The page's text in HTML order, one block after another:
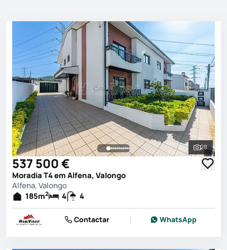
Ver
28
537 500 €
Moradia T4 em Alfena, Valongo
Alfena, Valongo
185m2 4 4
Contactar WhatsApp